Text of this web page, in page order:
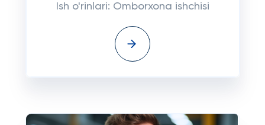
Ish o'rinlari: Omborxona ishchisi